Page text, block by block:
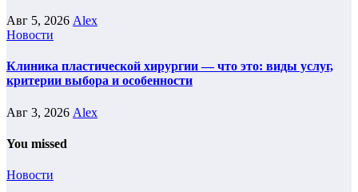
Авг 5, 2026 Alex
Новости
Клиника пластической хирургии — что это: виды услуг,
критерии выбора и особенности
Авг 3, 2026 Alex
You missed
Новости